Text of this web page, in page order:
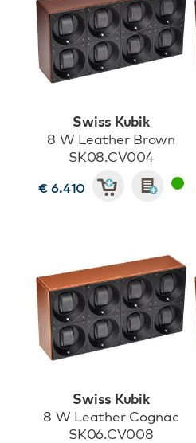
Swiss Kubik
8 W Leather Brown
SK08.CV004
€ 6.410
Swiss Kubik
8 W Leather Cognac
SK06.CV008